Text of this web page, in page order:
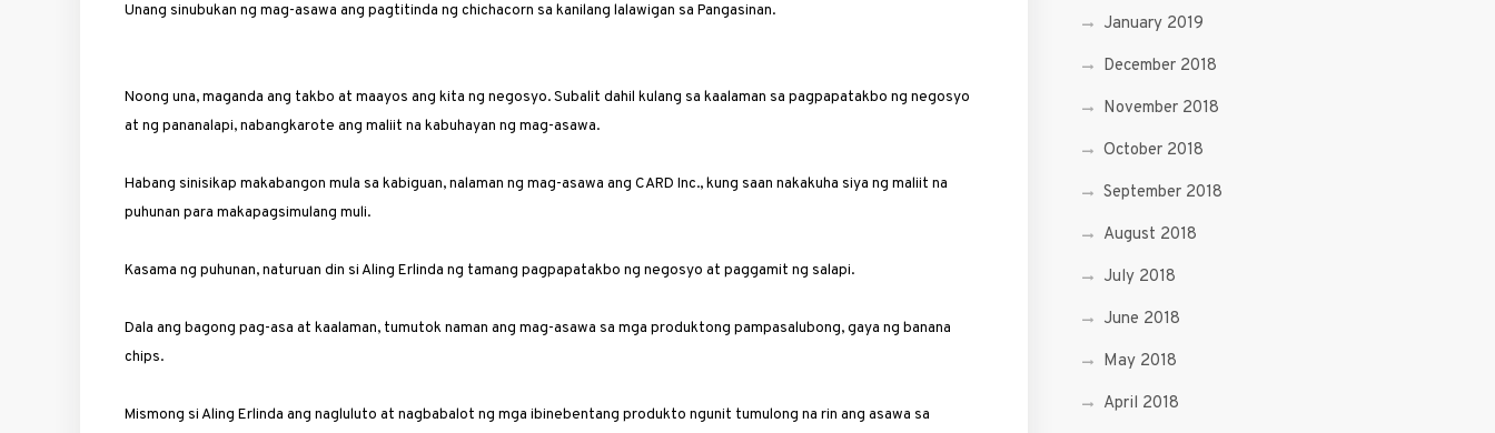
Unang sinubukan ng mag-asawa ang pagtitinda ng chichacorn sa kanilang lalawigan sa Pangasinan.
Noong una, maganda ang takbo at maayos ang kita ng negosyo. Subalit dahil kulang sa kaalaman sa pagpapatakbo ng negosyo
at ng pananalapi, nabangkarote ang maliit na kabuhayan ng mag-asawa.
Habang sinisikap makabangon mula sa kabiguan, nalaman ng mag-asawa ang CARD Inc., kung saan nakakuha siya ng maliit na
puhunan para makapagsimulang muli.
Kasama ng puhunan, naturuan din si Aling ­Erlinda ng tamang pagpapatakbo ng negosyo at paggamit ng salapi.
Dala ang bagong pag-asa at kaalaman, tumutok naman ang mag-asawa sa mga produktong pam­pasalubong, gaya ng banana
chips.
Mismong si Aling Erlinda ang nagluluto at nagbabalot ng mga ibinebentang produkto ngunit tumulong na rin ang asawa sa
January 2019
December 2018
November 2018
October 2018
September 2018
August 2018
July 2018
June 2018
May 2018
April 2018